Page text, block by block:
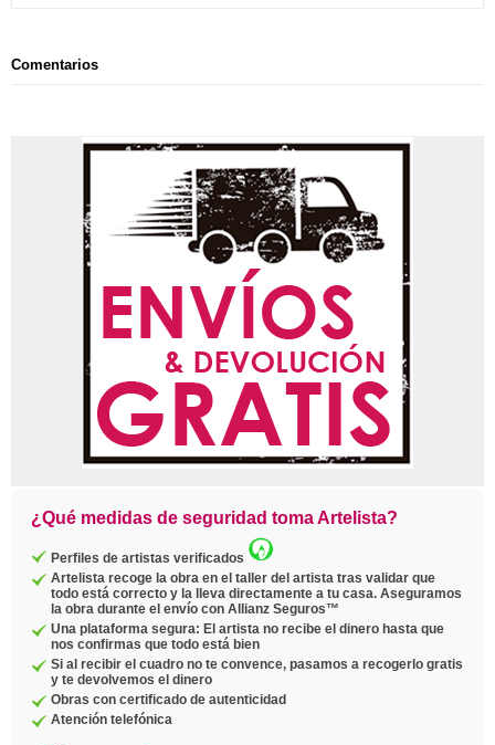
Comentarios
¿Qué medidas de seguridad toma Artelista?
Perfiles de artistas verificados
Artelista recoge la obra en el taller del artista tras validar que
todo está correcto y la lleva directamente a tu casa. Aseguramos
la obra durante el envío con Allianz Seguros™
Una plataforma segura: El artista no recibe el dinero hasta que
nos confirmas que todo está bien
Si al recibir el cuadro no te convence, pasamos a recogerlo gratis
y te devolvemos el dinero
Obras con certificado de autenticidad
Atención telefónica